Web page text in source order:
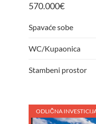
570.000€
Spavaće sobe
WC/Kupaonica
Stambeni prostor
ODLIČNA